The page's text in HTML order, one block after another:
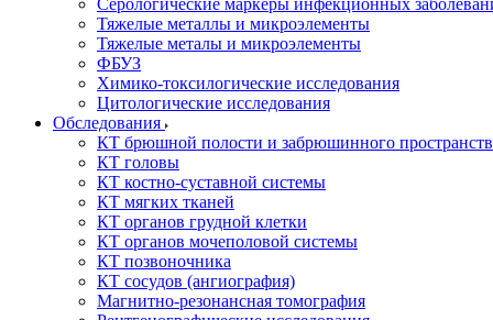
Серологические маркеры инфекционных
Тяжелые металлы и микроэлементы
Тяжелые металы и микроэлементы
ФБУЗ
Химико-токсилогические исследования
Цитологические исследования
Обследования
КТ брюшной полости и забрюшинного
КТ головы
КТ костно-суставной системы
КТ мягких тканей
КТ органов грудной клетки
КТ органов мочеполовой системы
КТ позвоночника
КТ сосудов (ангиография)
Магнитно-резонансная томография